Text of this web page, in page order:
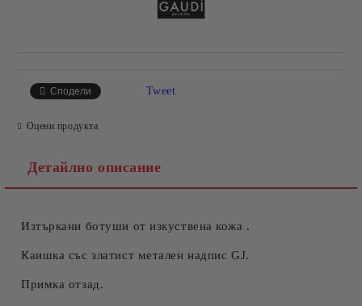
Сподели Tweet
Оцени продукта
Детайлно описание
Изтъркани ботуши от изкуствена кожа .
Каишка със златист метален надпис GJ.
Примка отзад.